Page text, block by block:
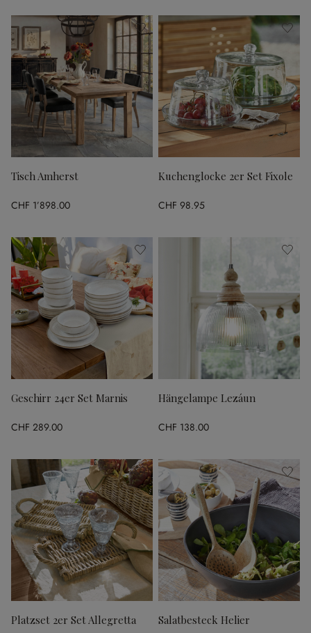
Tisch Amherst
CHF 1’898.00
Kuchenglocke 2er Set Fixole
CHF 98.95
Geschirr 24er Set Marnis
CHF 289.00
Hängelampe Lezáun
CHF 138.00
Platzset 2er Set Allegretta Salatbesteck Helier